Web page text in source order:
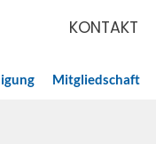
KONTAKT
Mitgliedschaft